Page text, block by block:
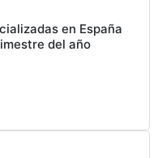
en España
del año